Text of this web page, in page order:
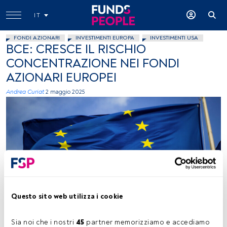
Questo sito web utilizza i cookie
Sia noi che i nostri 45 partner memorizziamo e accediamo
IT
FONDI AZIONARI INVESTIMENTI EUROPA INVESTIMENTI USA
BCE: CRESCE IL RISCHIO
CONCENTRAZIONE NEI FONDI
AZIONARI EUROPEI
Andrea Curiat 2 maggio 2025
Tempo di lettura:2 min.